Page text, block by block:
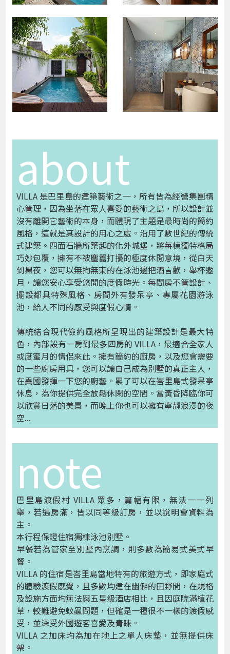
about
VILLA 是巴里島的建築藝術之一，所有皆為經營集團精
心管理，因為坐落在眾人喜愛的藝術之島，所以設計並
沒有離開它藝術的本身，而體現了主題是最時尚的簡約
風格，這就是其設計的用心之處。沿用了數世紀的傳統
式建築。四面石牆所築起的化外城堡，將每棟獨特格局
巧妙包覆，擁有不被塵囂打擾的極度休閒意境，從白天
到黑夜，您可以無拘無束的在泳池邊把酒言歡，舉杯邀
月，讓您安心享受悠閒的度假時光。每間房不管設計、
擺設都具特殊風格、房間外有發呆亭、專屬花園游泳
池，給人不同的感受與度假心情。
傳統結合現代儉約風格所呈現出的建築設計是最大特
色，內部設有一房到最多四房的 VILLA，最適合全家人
或度蜜月的情侶來此。擁有簡約的廚房，以及您會需要
的一些廚房用具，您可以讓自己成為別墅的真正主人，
在異國發揮一下您的廚藝。累了可以在峇里島式發呆亭
休息，為你提供完全放鬆休閑的空間。當黃昏降臨你可
以欣賞日落的美景，而晚上你也可以擁有寧靜浪漫的夜
空...
note
巴里島渡假村 VILLA 眾多，篇幅有限，無法一一列
舉，若遇房滿，皆以同等級訂房，並以說明會資料為
主。
本行程保證住宿獨棟泳池別墅。
早餐若為管家至別墅內烹調，則多數為簡易式美式早
餐。
VILLA 的住宿是峇里島當地特有的旅遊方式，即家庭式
的體驗渡假感覺，且多數均建在幽僻的田野間，在規格
及設施方面均無法與五星級酒店相比，且因庭院滿植花
草，較難避免蚊蟲問題，但確是一種很不一樣的渡假感
受，並深受外國遊客喜愛及青睞。
VILLA 之加床均為加在地上之單人床墊，並無提供床
架。